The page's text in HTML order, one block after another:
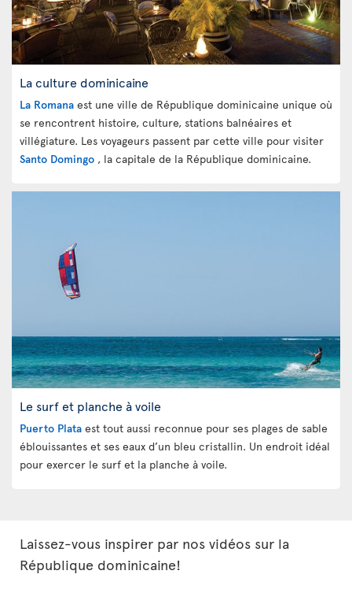
La culture dominicaine
La Romana est une ville de République dominicaine unique où
se rencontrent histoire, culture, stations balnéaires et
villégiature. Les voyageurs passent par cette ville pour visiter
Santo Domingo , la capitale de la République dominicaine.
Le surf et planche à voile
Puerto Plata est tout aussi reconnue pour ses plages de sable
éblouissantes et ses eaux d’un bleu cristallin. Un endroit idéal
pour exercer le surf et la planche à voile.
Laissez-vous inspirer par nos vidéos sur la
République dominicaine!